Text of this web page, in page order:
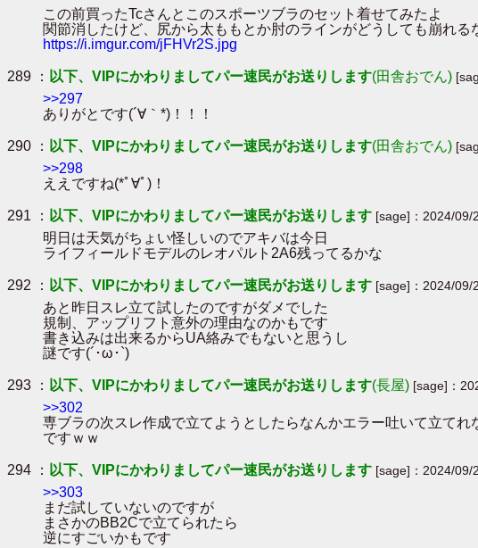
この前買ったTcさんとこのスポーツブラのセット着せてみたよ
関節消したけど、尻から太ももとか肘のラインがどうしても崩れる
https://i.imgur.com/jFHVr2S.jpg
289 ： 以下、VIPにかわりましてパー速民がお送りします(田舎おでん)
>>297
ありがとです(´∀｀*)！！！
290 ： 以下、VIPにかわりましてパー速民がお送りします(田舎おでん)
>>298
ええですね(*ﾟ∀ﾟ)！
291 ： 以下、VIPにかわりましてパー速民がお送りします [sage]：2024/09/
明日は天気がちょい怪しいのでアキバは今日
ライフィールドモデルのレオパルト2A6残ってるかな
292 ： 以下、VIPにかわりましてパー速民がお送りします [sage]：2024/09/
あと昨日スレ立て試したのですがダメでした
規制、アップリフト意外の理由なのかもです
書き込みは出来るからUA絡みでもないと思うし
謎です(´･ω･`)
293 ： 以下、VIPにかわりましてパー速民がお送りします(長屋) [sage]：
>>302
専ブラの次スレ作成で立てようとしたらなんかエラー吐いて立て
ですｗｗ
294 ： 以下、VIPにかわりましてパー速民がお送りします [sage]：2024/09/
>>303
まだ試していないのですが
まさかのBB2Cで立てられたら
逆にすごいかもです